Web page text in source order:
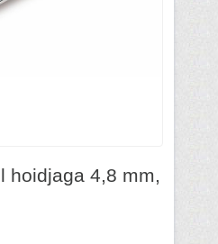
hoidjaga 4,8 mm,